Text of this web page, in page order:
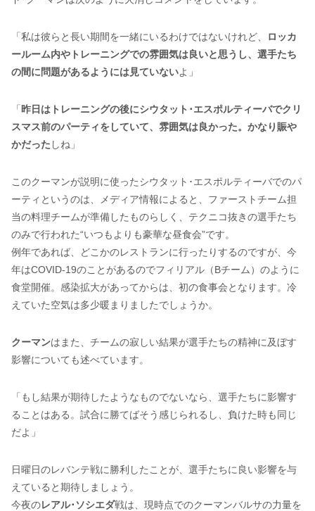
「私は彼らと長い期間を一緒にいるわけではないけれど、
ロッカ
ールーム内やトレーニングでの雰囲気は良いと思うし、選手たち
の間に問題があるようには見ていないよ」
「 昨日はトレーニングの後にシウタット･エスポルティーバでクリ
スマス前のパーティをしていて、雰囲気は良かった。かなり賑や
かだった しね」
このクーマンが説明に使ったシウタット･エスポルティーバでのパ
ーティというのは、メディア情報によると、ファーストチーム担
当の料理チームが準備したものらしく、テクニコ抜きの選手たち
のみで行われた“いつもよりも豪華な昼食会”です。
例年であれば、どこかのレストランに行ったりするのですが、今
年はCOVID-19のことがあるのでフィリアル（Bチーム）のように
食堂開催。感染拡大があってからは、初の食事会となります。冷
えていた空気は多少暖まりましたでしょうか。
クーマンはまた、チームの寂しい結果が選手たちの精神に及ぼす
影響についても述べています。
「もし結果が期待したようなものでないなら、選手たちに影響す
ることはある。試合に勝てばそう感じられるし、負けた時も同じ
だよ」
日曜日のレバンテ戦に勝利したことが、選手たちに良い影響を与
えていると期待しましょう。
今夜のレアル･ソシエダ戦は、現時点でのクーマンバルサの力量を